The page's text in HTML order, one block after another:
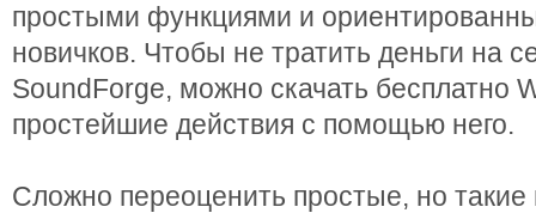
простыми функциями и
новичков. Чтобы не тратить деньги на
SoundForge, можно скачать бесплатно
простейшие действия с помощью него.
Сложно переоценить простые, но